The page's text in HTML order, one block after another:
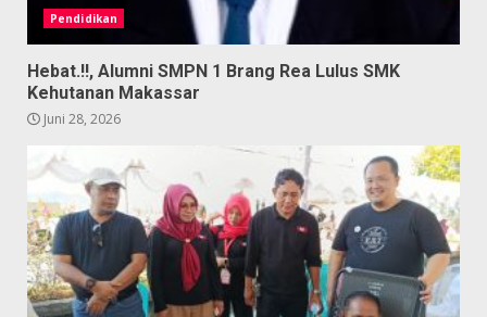
Pendidikan
Hebat.!!, Alumni SMPN 1 Brang Rea Lulus SMK
Kehutanan Makassar
Juni 28, 2026